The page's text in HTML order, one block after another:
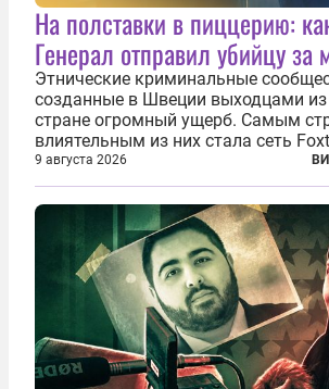
На полставки в пиццерию:
Генерал отправил убийцу за
Этнические криминальные
созданные в Швеции выходцами из
стране огромный ущерб. Самым
влиятельным из них стала сеть
этой сети не только убивают и
подсаживают их на наркотики, но
нечто еще даже более страшное —
9 августа 2026